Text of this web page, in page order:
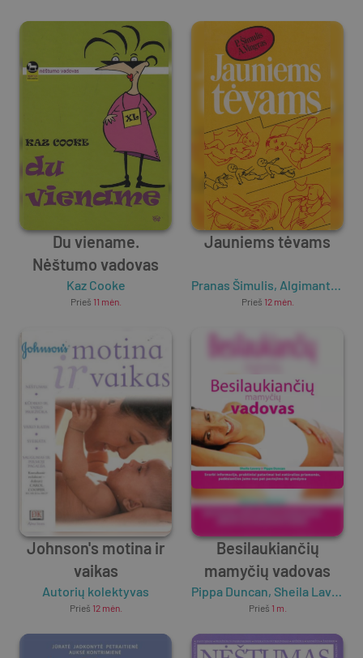
Du viename.
Nėštumo vadovas
Kaz Cooke
Prieš 11 mėn.
Jauniems tėvams
Pranas Šimulis, Algimantas Vingras
Prieš 12 mėn.
Johnson's motina ir
vaikas
Autorių kolektyvas
Prieš 12 mėn.
Besilaukiančių
mamyčių vadovas
Pippa Duncan, Sheila Lavery
Prieš 1 m.